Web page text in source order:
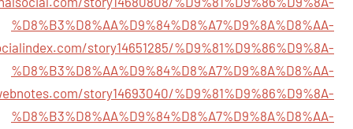
%D8%B3%D8%AA%D9%84%D8%A7%D9%8A%D8%AA-
story14651285/%D9%81%D9%86%D9%8A-
%D8%B3%D8%AA%D9%84%D8%A7%D9%8A%D8%AA-
story14693040/%D9%81%D9%86%D9%8A-
%D8%B3%D8%AA%D9%84%D8%A7%D9%8A%D8%AA-